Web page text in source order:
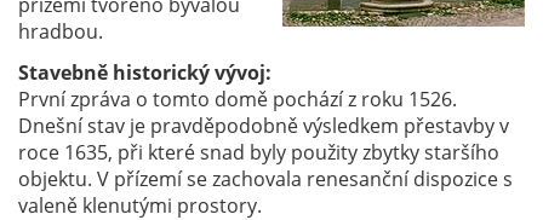
hradbou.
Stavebně historický vývoj:
První zpráva o tomto domě pochází z roku 1526.
Dnešní stav je pravděpodobně výsledkem přestavby v
roce 1635, při které snad byly použity zbytky staršího
objektu. V přízemí se zachovala renesanční dispozice s
valeně klenutými prostory.